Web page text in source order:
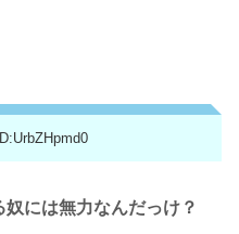
ID:UrbZHpmd0
には無力なんだっけ？